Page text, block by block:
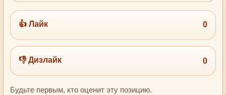
👍 Лайк 0
👎 Дизлайк 0
Будьте первым, кто оценит эту позицию.